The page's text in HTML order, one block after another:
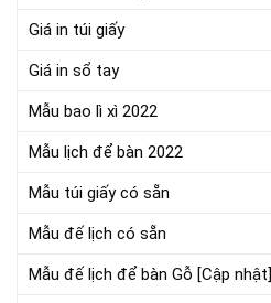
Giá in túi giấy
Giá in sổ tay
Mẫu bao lì xì 2022
Mẫu lịch để bàn 2022
Mẫu túi giấy có sẵn
Mẫu đế lịch có sẵn
Mẫu đế lịch để bàn Gỗ [Cập nhật]